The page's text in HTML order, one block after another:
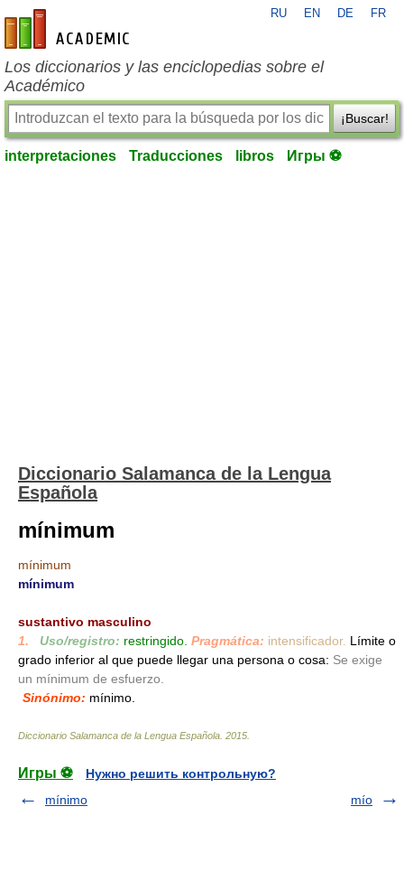
es-academic.com
RU EN DE FR
Los diccionarios y las enciclopedias sobre el
Académico
¡Buscar!
interpretaciones Traducciones libros Игры ⚽
Diccionario Salamanca de la Lengua
Española
mínimum
mínimum
mínimum
sustantivo masculino
1.
Uso/registro: restringido. Pragmática: intensificador. Límite o
grado inferior al que puede llegar una persona o cosa: Se exige
un mínimum de esfuerzo.
Sinónimo: mínimo.
Diccionario Salamanca de la Lengua Española 2015
Игры ⚽
Нужно решить контрольную?
mínimo
mío